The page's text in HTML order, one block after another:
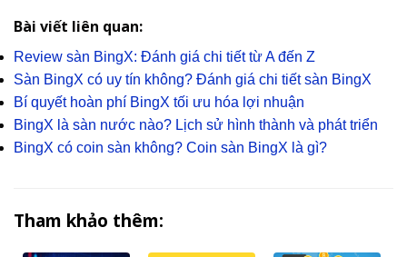
Bài viết liên quan:
Review sàn BingX: Đánh giá chi tiết từ A đến Z
Sàn BingX có uy tín không? Đánh giá chi tiết sàn BingX
Bí quyết hoàn phí BingX tối ưu hóa lợi nhuận
BingX là sàn nước nào? Lịch sử hình thành và phát triển
BingX có coin sàn không? Coin sàn BingX là gì?
Tham khảo thêm: